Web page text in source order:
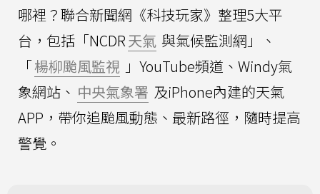
哪裡？聯合新聞網《科技玩家》整理5大平
台，包括「NCDR天氣 與氣候監測網」、
「楊柳颱風監視 」YouTube頻道、Windy氣
象網站、 中央氣象署 及iPhone內建的天氣
APP，帶你追颱風動態、最新路徑，隨時提高
警覺。